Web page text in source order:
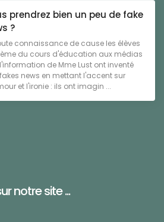
prendrez bien un peu de fake
?
connaissance de cause les élèves
du cours d'éducation aux médias
de Mme Lust ont inventé
news en mettant l'accent sur
et l'ironie : ils ont imagin ...
notre site ...